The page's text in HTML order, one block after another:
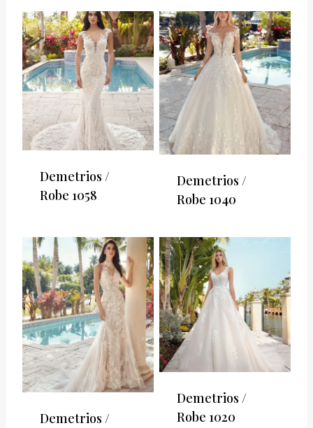
Demetrios /
Robe 1058
Demetrios /
Robe 1040
Demetrios /
Demetrios /
Robe 1020